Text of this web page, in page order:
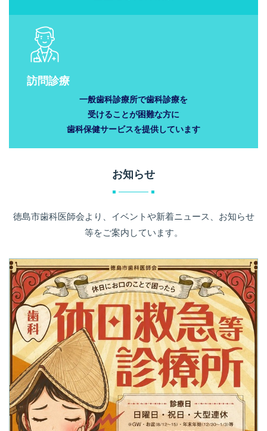
訪問診療
一般歯科診療所で歯科診療を
受けることが困難な方に
歯科保健サービスを提供しています
お知らせ
徳島市歯科医師会より、イベントや新着ニュース、お知らせ
等をご案内しています。